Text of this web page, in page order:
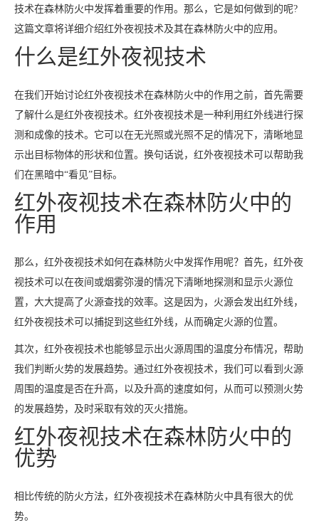
技术在森林防火中发挥着重要的作用。那么，它是如何做到的呢?
这篇文章将详细介绍红外夜视技术及其在森林防火中的应用。
什么是红外夜视技术
在我们开始讨论红外夜视技术在森林防火中的作用之前，首先需要
了解什么是红外夜视技术。红外夜视技术是一种利用红外线进行探
测和成像的技术。它可以在无光照或光照不足的情况下，清晰地显
示出目标物体的形状和位置。换句话说，红外夜视技术可以帮助我
们在黑暗中“看见”目标。
红外夜视技术在森林防火中的
作用
那么，红外夜视技术如何在森林防火中发挥作用呢？首先，红外夜
视技术可以在夜间或烟雾弥漫的情况下清晰地探测和显示火源位
置，大大提高了火源查找的效率。这是因为，火源会发出红外线，
红外夜视技术可以捕捉到这些红外线，从而确定火源的位置。
其次，红外夜视技术也能够显示出火源周围的温度分布情况，帮助
我们判断火势的发展趋势。通过红外夜视技术，我们可以看到火源
周围的温度是否在升高，以及升高的速度如何，从而可以预测火势
的发展趋势，及时采取有效的灭火措施。
红外夜视技术在森林防火中的
优势
相比传统的防火方法，红外夜视技术在森林防火中具有很大的优
势。